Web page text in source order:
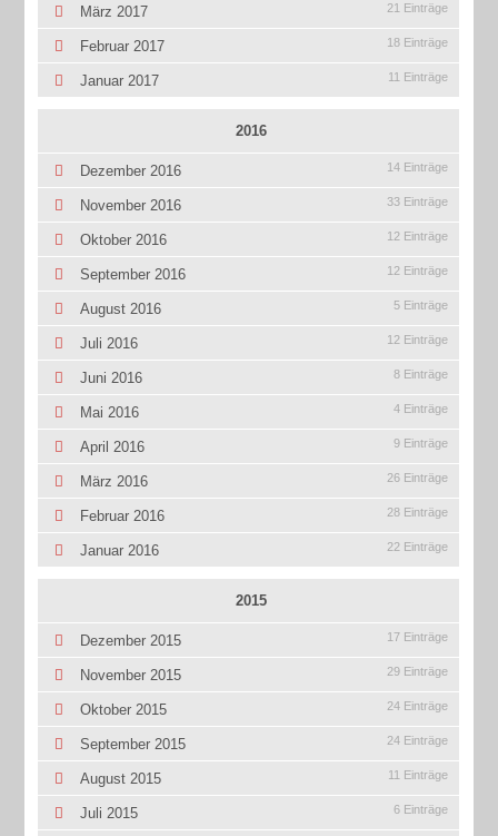
März 2017 21 Einträge
Februar 2017 18 Einträge
Januar 2017 11 Einträge
2016
Dezember 2016 14 Einträge
November 2016 33 Einträge
Oktober 2016 12 Einträge
September 2016 12 Einträge
August 2016 5 Einträge
Juli 2016 12 Einträge
Juni 2016 8 Einträge
Mai 2016 4 Einträge
April 2016 9 Einträge
März 2016 26 Einträge
Februar 2016 28 Einträge
Januar 2016 22 Einträge
2015
Dezember 2015 17 Einträge
November 2015 29 Einträge
Oktober 2015 24 Einträge
September 2015 24 Einträge
August 2015 11 Einträge
Juli 2015 6 Einträge